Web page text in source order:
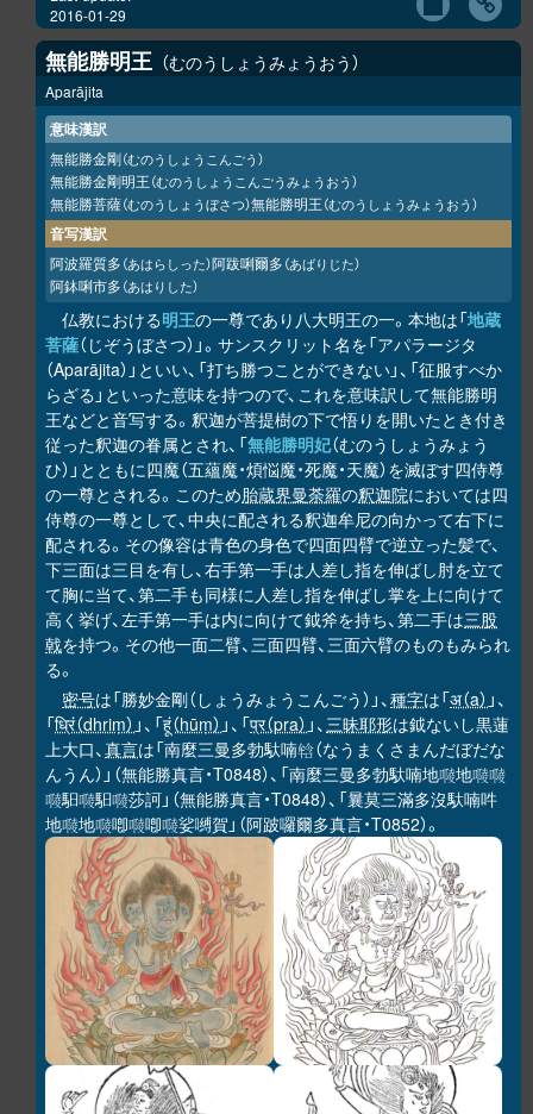
2016-01-29
無能勝明王 むのうしょうみょうおう
Aparājita
意味漢訳
無能勝金剛（むのうしょうこんごう）
無能勝金剛明王（むのうしょうこんごうみょうおう）
無能勝菩薩（むのうしょうぼさつ）無能勝明王（むのうしょうみょうおう）
音写漢訳
阿波羅質多（あはらしった）阿跋唎爾多（あばりじた）
阿鉢唎市多（あはりした）
仏教における明王の一尊であり八大明王の一。本地は「地蔵
菩薩（じぞうぼさつ）」。サンスクリット名を「アパラージタ
（Aparājita）」といい、「打ち勝つことができない」、「征服すべか
らざる」といった意味を持つので、これを意味訳して無能勝明
王などと音写する。釈迦が菩提樹の下で悟りを開いたとき付き
従った釈迦の眷属とされ、「無能勝明妃（むのうしょうみょう
ひ）」とともに四魔（五蘊魔・煩悩魔・死魔・天魔）を滅ぼす四侍尊
の一尊とされる。このため胎蔵界曼荼羅の釈迦院においては四
侍尊の一尊として、中央に配される釈迦牟尼の向かって右下に
配される。その像容は青色の身色で四面四臂で逆立った髪で、
下三面は三目を有し、右手第一手は人差し指を伸ばし肘を立て
て胸に当て、第二手も同様に人差し指を伸ばし掌を上に向けて
高く挙げ、左手第一手は内に向けて鉞斧を持ち、第二手は三股
戟を持つ。その他一面二臂、三面四臂、三面六臂のものもみられ
る。
密号は「勝妙金剛（しょうみょうこんごう）」、種字は「अ（a） 」、
「ध्रिं（dhriṃ） 」、「हूं（hūṃ） 」、「प्र（pra） 」、三昧耶形は鉞ないし黒蓮
上大口、真言は「南麼三曼多勃馱喃𤚥（なうまくさまんだぼだな
んうん）」（無能勝真言・T0848）、「南麼三曼多勃馱喃地𠻱地𠻱𠻱
𠻱馹𠻱馹𠻱莎訶」（無能勝真言・T0848）、「曩莫三滿多沒馱喃吽
地𠻱地𠻱喞𠻱喞𠻱娑嚩賀」（阿跛囉爾多真言・T0852）。